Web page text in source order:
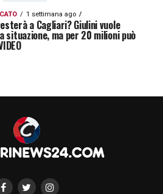
1 settimana ago
a Cagliari? Giulini vuole
situazione, ma per 20 milioni può